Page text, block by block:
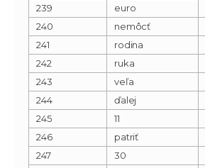
239
euro
240
nemôcť
241
rodina
242
ruka
243
veľa
244
ďalej
245
11
246
patriť
247
30